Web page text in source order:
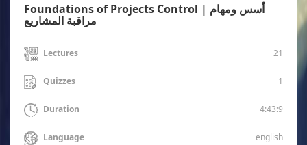
Foundations of Projects Control | أسس ومهام
مراقبة المشاريع
Lectures 21
Quizzes 1
Duration 4:43:9
Language english